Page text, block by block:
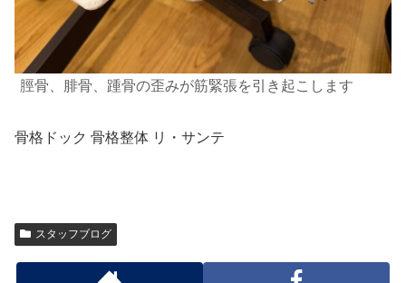
脛骨、腓骨、踵骨の歪みが筋緊張を引き起こします
骨格ドック 骨格整体 リ・サンテ
スタッフブログ